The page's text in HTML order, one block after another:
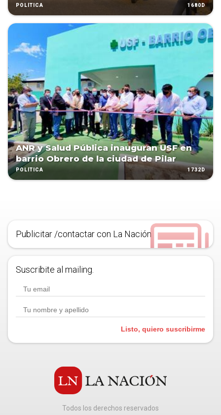
POLÍTICA 1680D
ANR y Salud Pública inauguran USF en
barrio Obrero de la ciudad de Pilar
POLÍTICA 1732D
Publicitar /contactar con La Nación
Suscribite al mailing.
Listo, quiero suscribirme
Todos los derechos reservados